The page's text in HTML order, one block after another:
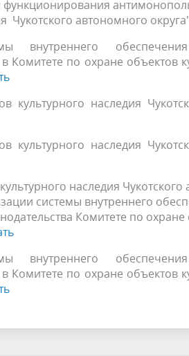
функционирования
Чукотского автономного
обеспечения
Комитете по охране объектов
культурного наследия
культурного наследия
наследия
системы внутреннего
Комитете по охране
обеспечения
Комитете по охране объектов